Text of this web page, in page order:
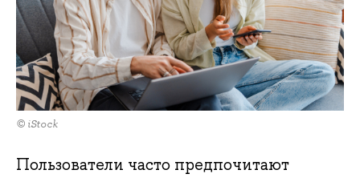
© iStock
Пользователи часто предпочитают